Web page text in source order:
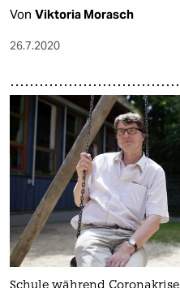
Von Viktoria Morasch
26.7.2020